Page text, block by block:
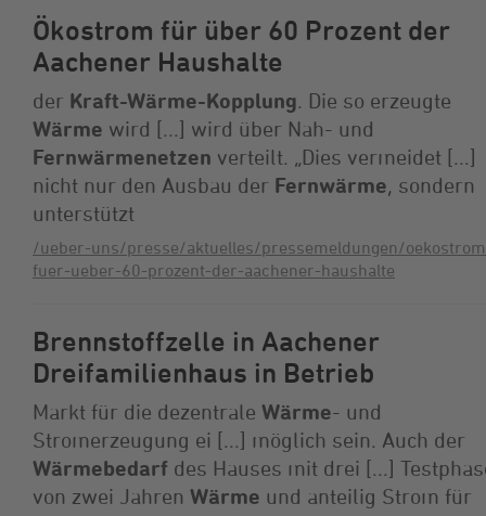
Ökostrom für über 60 Prozent der
Aachener Haushalte
der Kraft-Wärme-Kopplung. Die so erzeugte
Wärme wird [...] wird über Nah- und
Fernwärmenetzen verteilt. „Dies vermeidet [...]
nicht nur den Ausbau der Fernwärme, sondern
unterstützt
/ueber-uns/presse/aktuelles/pressemeldungen/
fuer-ueber-60-prozent-der-aachener-haushalte
Brennstoffzelle in Aachener
Dreifamilienhaus in Betrieb
Markt für die dezentrale Wärme- und
Stromerzeugung ei [...] möglich sein. Auch der
Wärmebedarf des Hauses mit drei [...]
von zwei Jahren Wärme und anteilig Strom für